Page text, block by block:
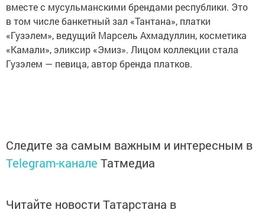
вместе с мусульманскими брендами республики. Это
в том числе банкетный зал «Тантана», платки
«Гузэлем», ведущий Марсель Ахмадуллин, косметика
«Камали», эликсир «Эмиз». Лицом коллекции стала
Гузэлем — певица, автор бренда платков.
Следите за самым важным и интересным в
Telegram-канале Татмедиа
Читайте новости Татарстана в